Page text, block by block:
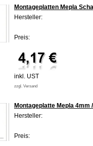
Montageplatten Mepla
Hersteller:
Preis:
inkl. UST
zzgl. Versand
Montageplatte Mepla 4mm
Hersteller:
Preis: